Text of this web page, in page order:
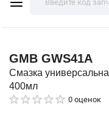
GMB GWS41A
Смазка
400мл
0 оценок